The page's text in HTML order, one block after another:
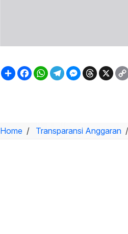
SambungFacebook
WhatsApp
TelegramMessenger
Threads
X
Home Transparansi Anggaran